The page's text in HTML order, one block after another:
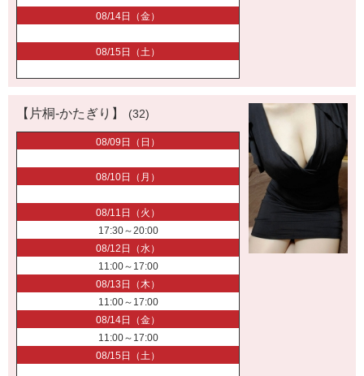
08/14日（金）
08/15日（土）
【片桐-かたぎり】 (32)
08/09日（日）
08/10日（月）
08/11日（火）
17:30～20:00
08/12日（水）
11:00～17:00
08/13日（木）
11:00～17:00
08/14日（金）
11:00～17:00
08/15日（土）